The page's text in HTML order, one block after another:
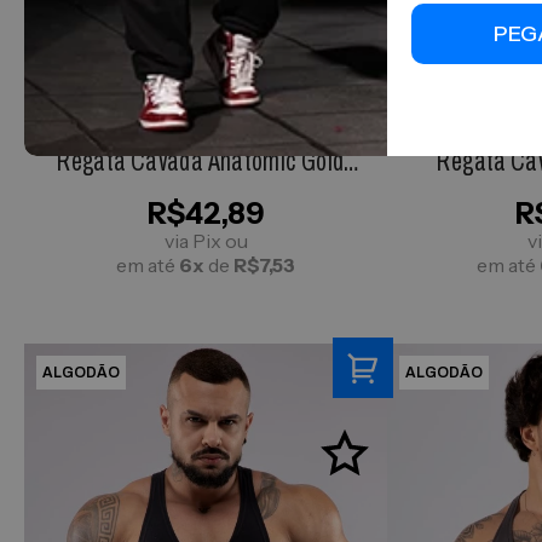
P M G GG
Regata Cavada Anatomic Golds
Gym Camo Verde Militar
R$42,89
via Pix ou
em até 6x de R$7,53
Regata
em até
ALGODÃO ALGODÃO